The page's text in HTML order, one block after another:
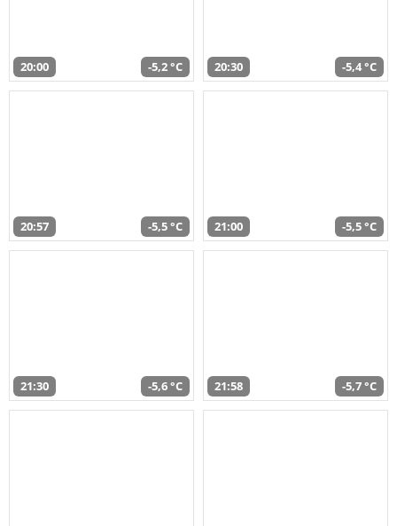
20:00 -5,2 °C 20:30 -5,4 °C
20:57 -5,5 °C 21:00 -5,5 °C
21:30 -5,6 °C 21:58 -5,7 °C